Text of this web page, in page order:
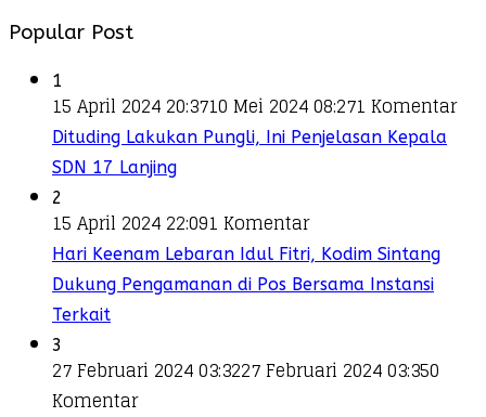
Popular Post
1
15 April 2024 20:3710 Mei 2024 08:271 Komentar
Dituding Lakukan Pungli, Ini Penjelasan Kepala
SDN 17 Lanjing
2
15 April 2024 22:091 Komentar
Hari Keenam Lebaran Idul Fitri, Kodim Sintang
Dukung Pengamanan di Pos Bersama Instansi
Terkait
3
27 Februari 2024 03:3227 Februari 2024 03:350
Komentar